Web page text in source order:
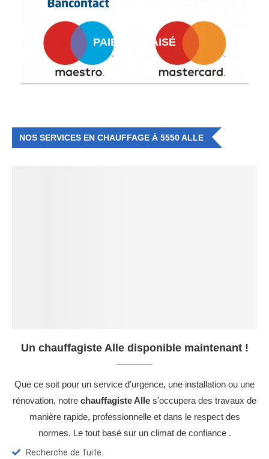
PAIEMENT AISÉ
NOS SERVICES EN CHAUFFAGE À 5550 ALLE
Un chauffagiste Alle disponible maintenant !
Que ce soit pour un service d'urgence, une installation ou une
rénovation, notre chauffagiste Alle s'occupera des travaux de
manière rapide, professionnelle et dans le respect des
normes. Le tout basé sur un climat de confiance .
Recherche de fuite.